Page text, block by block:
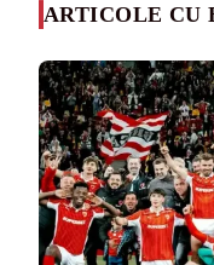
ARTICOLE CU